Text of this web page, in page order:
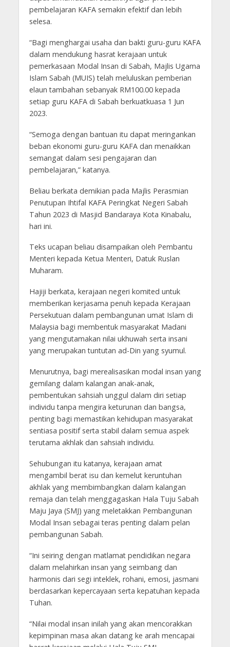
pembelajaran KAFA semakin efektif dan lebih
selesa.
“Bagi menghargai usaha dan bakti guru-guru KAFA
dalam mendukung hasrat kerajaan untuk
pemerkasaan Modal Insan di Sabah, Majlis Ugama
Islam Sabah (MUIS) telah meluluskan pemberian
elaun tambahan sebanyak RM100.00 kepada
setiap guru KAFA di Sabah berkuatkuasa 1 Jun
2023.
“Semoga dengan bantuan itu dapat meringankan
beban ekonomi guru-guru KAFA dan menaikkan
semangat dalam sesi pengajaran dan
pembelajaran,” katanya.
Beliau berkata demikian pada Majlis Perasmian
Penutupan Ihtifal KAFA Peringkat Negeri Sabah
Tahun 2023 di Masjid Bandaraya Kota Kinabalu,
hari ini.
Teks ucapan beliau disampaikan oleh Pembantu
Menteri kepada Ketua Menteri, Datuk Ruslan
Muharam.
Hajiji berkata, kerajaan negeri komited untuk
memberikan kerjasama penuh kepada Kerajaan
Persekutuan dalam pembangunan umat Islam di
Malaysia bagi membentuk masyarakat Madani
yang mengutamakan nilai ukhuwah serta insani
yang merupakan tuntutan ad-Din yang syumul.
Menurutnya, bagi merealisasikan modal insan yang
gemilang dalam kalangan anak-anak,
pembentukan sahsiah unggul dalam diri setiap
individu tanpa mengira keturunan dan bangsa,
penting bagi memastikan kehidupan masyarakat
sentiasa positif serta stabil dalam semua aspek
terutama akhlak dan sahsiah individu.
Sehubungan itu katanya, kerajaan amat
mengambil berat isu dan kemelut keruntuhan
akhlak yang membimbangkan dalam kalangan
remaja dan telah menggagaskan Hala Tuju Sabah
Maju Jaya (SMJ) yang meletakkan Pembangunan
Modal Insan sebagai teras penting dalam pelan
pembangunan Sabah.
“Ini seiring dengan matlamat pendidikan negara
dalam melahirkan insan yang seimbang dan
harmonis dari segi inteklek, rohani, emosi, jasmani
berdasarkan kepercayaan serta kepatuhan kepada
Tuhan.
“Nilai modal insan inilah yang akan mencorakkan
kepimpinan masa akan datang ke arah mencapai